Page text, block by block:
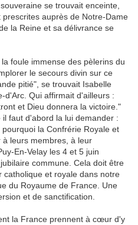
se trouvait enceinte,
auprès de Notre-Dame
la Reine et sa délivrance se
foule immense des pèlerins du
le secours divin sur ce
pitié", se trouvait Isabelle
d'Arc. Qui affirmait d'ailleurs :
et Dieu donnera la victoire."
faut d'abord la lui demander :
la Confrérie Royale et
leurs membres, à leur
En-Velay les 4 et 5 juin
commune. Cela doit être
catholique et royale dans notre
du Royaume de France. Une
et de sanctification.
la France prennent à cœur d'y